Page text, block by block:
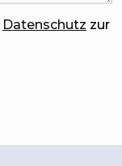
Datenschutz zur